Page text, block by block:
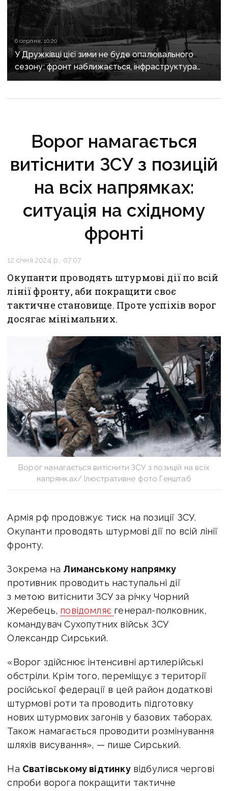
6 серпня, 10:20
У Дружківці цієї зими не буде опалювального
сезону: фронт наближається, інфраструктура
критично зруйнована
Ворог намагається
витіснити ЗСУ з позицій
на всіх напрямках:
ситуація на східному
фронті
12 січня 2024 р., 07:07
Окупанти проводять штурмові дії по всій
лінії фронту, аби покращити своє
тактичне становище. Проте успіхів ворог
досягає мінімальних.
Ворог намагається витіснити ЗСУ з позицій на всіх
напрямках/ Ілюстративне фото Генштаб
Армія рф продовжує тиск на позиції ЗСУ.
Окупанти проводять штурмові дії по всій лінії
фронту.
Зокрема на Лиманському напрямку
противник проводить наступальні дії
з метою витіснити ЗСУ за річку Чорний
Жеребець, повідомляє генерал-полковник,
командувач Сухопутних військ ЗСУ
Олександр Сирський.
«Ворог здійснює інтенсивні артилерійські
обстріли. Крім того, переміщує з території
російської федерації в цей район додаткові
штурмові роти та проводить підготовку
нових штурмових загонів у базових таборах.
Також намагається проводити розмінування
шляхів висування», — пише Сирський.
На Сватівському відтинкувідбулися чергові
спроби ворога покращити тактичне